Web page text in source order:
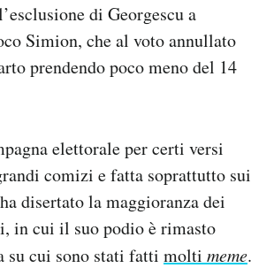
di Georgescu a
Simion, che al voto annullato
prendendo poco meno del 14
elettorale per certi versi
comizi e fatta soprattutto sui
disertato la maggioranza dei
in cui il suo podio è rimasto
su cui sono stati fatti molti meme.